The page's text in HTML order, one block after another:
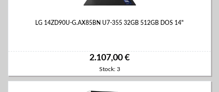
LG 14ZD90U-G.AX85BN U7-355 32GB 512GB DOS 14"
2.107,00 €
Stock: 3